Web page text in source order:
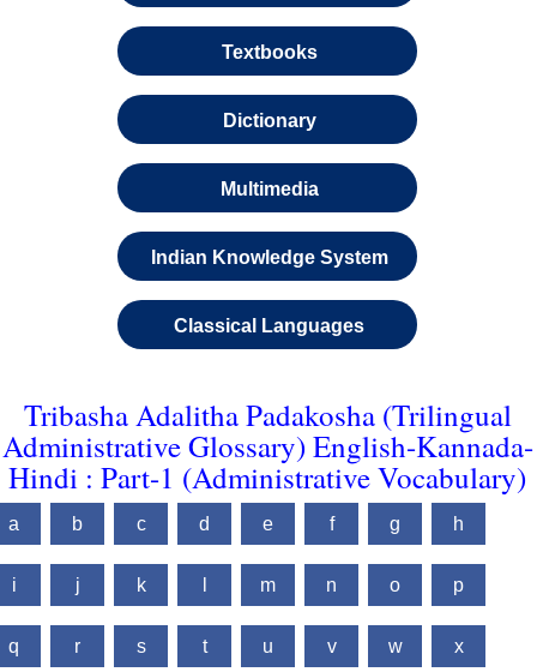
Textbooks
Dictionary
Multimedia
Indian Knowledge System
Classical Languages
Tribasha Adalitha Padakosha (Trilingual
Administrative Glossary) English-Kannada-
Hindi : Part-1 (Administrative Vocabulary)
a b c d e f g h
i j k m n o p
q r s t u v w x